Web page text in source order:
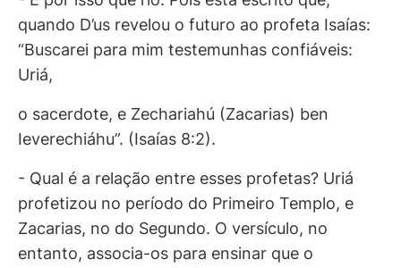
quando D’us revelou o futuro ao profeta Isaías:
“Buscarei para mim testemunhas confiáveis:
Uriá,
o sacerdote, e Zechariahú (Zacarias) ben
Ieverechiáhu”. (Isaías 8:2).
- Qual é a relação entre esses profetas? Uriá
profetizou no período do Primeiro Templo, e
Zacarias, no do Segundo. O versículo, no
entanto, associa-os para ensinar que o